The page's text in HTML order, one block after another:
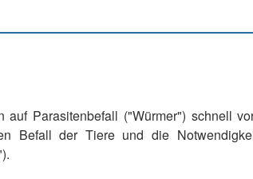
Parasitenbefall ("Würmer") schnell
Befall der Tiere und die